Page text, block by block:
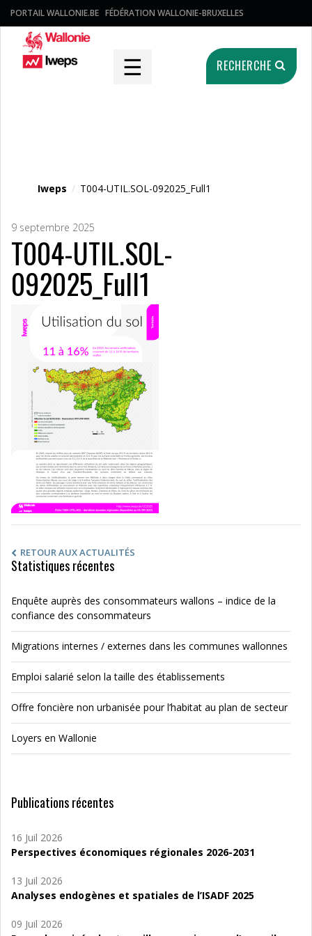
PORTAIL WALLONIE.BE FÉDÉRATION WALLONIE-BRUXELLES
☰ RECHERCHE
Iweps / T004-UTIL.SOL-092025_Full1
9 septembre 2025
T004-UTIL.SOL-
092025_Full1
RETOUR AUX ACTUALITÉS
Statistiques récentes
Enquête auprès des consommateurs wallons – indice de la
confiance des consommateurs
Migrations internes / externes dans les communes wallonnes
Emploi salarié selon la taille des établissements
Offre foncière non urbanisée pour l’habitat au plan de secteur
Loyers en Wallonie
Publications récentes
16 Juil 2026
Perspectives économiques régionales 2026-2031
13 Juil 2026
Analyses endogènes et spatiales de l’ISADF 2025
09 Juil 2026